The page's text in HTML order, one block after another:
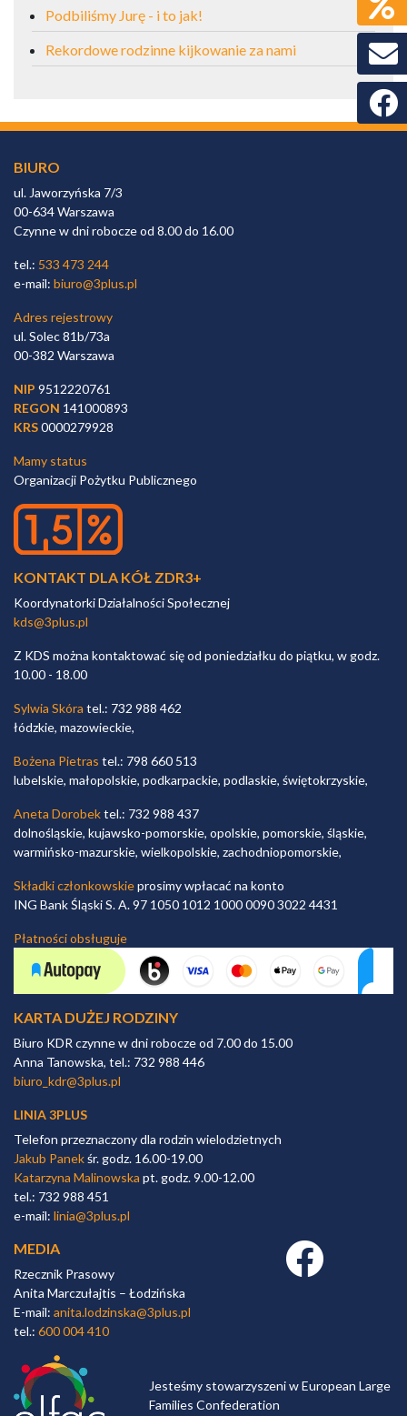
Podbiliśmy Jurę - i to jak!
Rekordowe rodzinne kijkowanie za nami
BIURO
ul. Jaworzyńska 7/3
00-634 Warszawa
Czynne w dni robocze od 8.00 do 16.00
tel.: 533 473 244
e-mail: biuro@3plus.pl
Adres rejestrowy
ul. Solec 81b/73a
00-382 Warszawa
NIP 9512220761
REGON 141000893
KRS0000279928
Mamy status
Organizacji Pożytku Publicznego
KONTAKT DLA KÓŁ ZDR3+
Koordynatorki Działalności Społecznej
kds@3plus.pl
Z KDS można kontaktować się od poniedziałku do piątku, w godz.
10.00 - 18.00
Sylwia Skóra tel.: 732 988 462
łódzkie, mazowieckie,
Bożena Pietras tel.: 798 660 513
lubelskie, małopolskie, podkarpackie, podlaskie, świętokrzyskie,
Aneta Dorobektel.: 732 988 437
dolnośląskie, kujawsko-pomorskie, opolskie, pomorskie, śląskie,
warmińsko-mazurskie, wielkopolskie, zachodniopomorskie,
Składki członkowskieprosimy wpłacać na konto
ING Bank Śląski S. A. 97 1050 1012 1000 0090 3022 4431
Płatności obsługuje
KARTA DUŻEJ RODZINY
Biuro KDR czynne w dni robocze od 7.00 do 15.00
Anna Tanowska, tel.: 732 988 446
biuro_kdr@3plus.pl
LINIA 3PLUS
Telefon przeznaczony dla rodzin wielodzietnych
Jakub Panekśr. godz. 16.00-19.00
Katarzyna Malinowska pt. godz. 9.00-12.00
tel.: 732 988 451
e-mail: linia@3plus.pl
MEDIA
Rzecznik Prasowy
Anita Marczułajtis – Łodzińska
E-mail: anita.lodzinska@3plus.pl
tel.: 600 004 410
Facebook link
Jesteśmy stowarzyszeni w European Large
Families Confederation